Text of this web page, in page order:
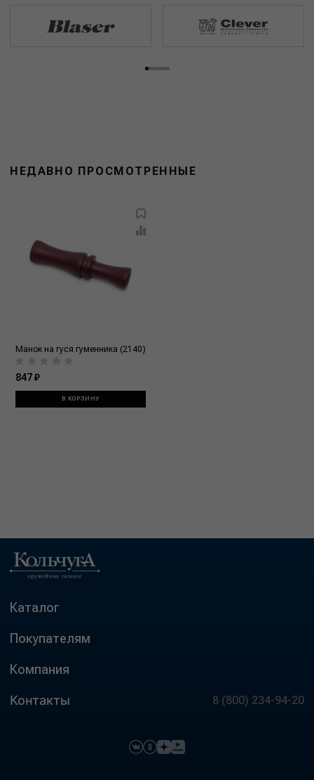
НЕДАВНО ПРОСМОТРЕННЫЕ
Манок на гуся гуменника (2140)
847 ₽
В КОРЗИНУ
Каталог
Покупателям
Компания
Контакты 8 (800) 234-94-20